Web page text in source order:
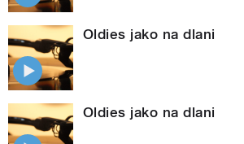
Oldies jako na dlani
Oldies jako na dlani